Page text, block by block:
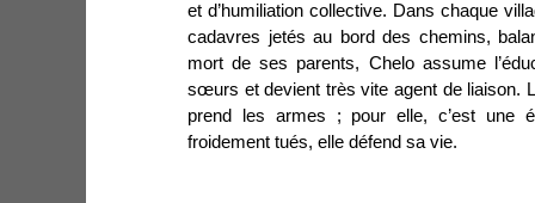
et d’humiliation collective. Dans chaque
cadavres jetés au bord des chemins,
mort de ses parents, Chelo assume
sœurs et devient très vite agent de liaison.
prend les armes ; pour elle, c’est une
froidement tués, elle défend sa vie.